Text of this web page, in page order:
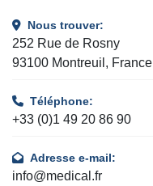
Nous trouver:
252 Rue de Rosny
93100 Montreuil, France
Téléphone:
+33 (0)1 49 20 86 90
Adresse e-mail:
info@medical.fr